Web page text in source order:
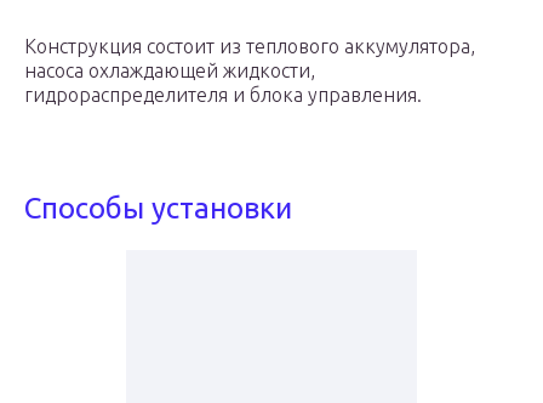
Конструкция состоит из теплового аккумулятора,
насоса охлаждающей жидкости,
гидрораспределителя и блока управления.
Способы установки